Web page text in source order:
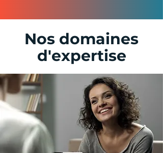
Nos domaines
d'expertise